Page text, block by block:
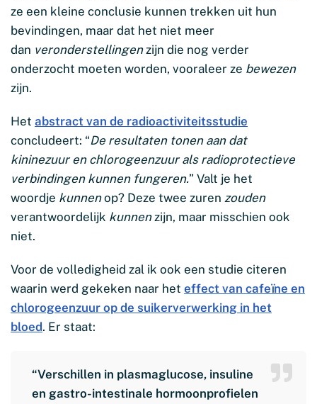
ze een kleine conclusie kunnen trekken uit hun
bevindingen, maar dat het niet meer
dan veronderstellingenzijn die nog verder
onderzocht moeten worden, vooraleer ze bewezen
zijn.
Het abstract van de radioactiviteitsstudie
concludeert: “De resultaten tonen aan dat
kininezuur en chlorogeenzuur als radioprotectieve
verbindingen kunnen fungeren.” Valt je het
woordje kunnenop? Deze twee zuren zouden
verantwoordelijk kunnenzijn, maar misschien ook
niet.
Voor de volledigheid zal ik ook een studie citeren
waarin werd gekeken naar het effect van cafeïne en
chlorogeenzuur op de suikerverwerking in het
bloed. Er staat:
“Verschillen in plasmaglucose, insuline
en gastro-intestinale hormoonprofielen